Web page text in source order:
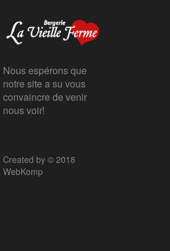
Nous espérons que
notre site a su vous
convaincre de venir
nous voir!
Created by © 2018
WebKomp